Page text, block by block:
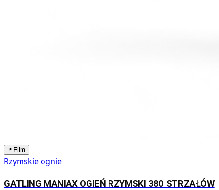
Film
Rzymskie ognie
GATLING MANIAX OGIEŃ RZYMSKI 380 STRZAŁÓW